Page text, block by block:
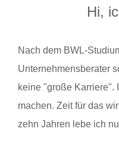
Hi,
Nach dem BWL-
Unternehmensberater
keine "große Karriere".
machen. Zeit für das
zehn Jahren lebe ich